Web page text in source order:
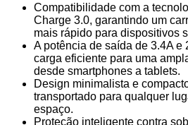
Compatibilidade com a
Charge 3.0, garantindo um
mais rápido para dispositivos
A potência de saída de 3.4A e
carga eficiente para uma
desde smartphones a tablets.
Design minimalista e
transportado para qualquer
espaço.
Proteção inteligente contra